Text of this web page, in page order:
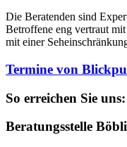
Die Beratenden sind
Betroffene eng vertraut
mit einer
Termine von
So erreichen Sie uns:
Beratungsstelle